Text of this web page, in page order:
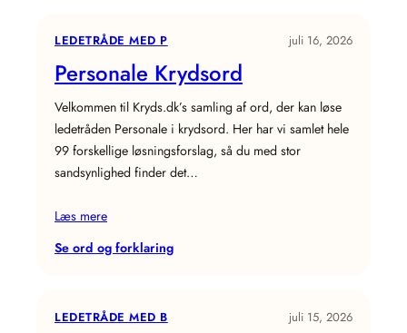
LEDETRÅDE MED P juli 16, 2026
Personale Krydsord
Velkommen til Kryds.dk’s samling af ord, der kan løse
ledetråden Personale i krydsord. Her har vi samlet hele
99 forskellige løsningsforslag, så du med stor
sandsynlighed finder det…
Læs mere
Se ord og forklaring:
LEDETRÅDE MED B juli 15, 2026